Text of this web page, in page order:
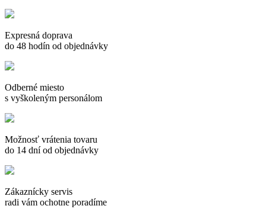
Expresná doprava
do 48 hodín od objednávky
Odberné miesto
s vyškoleným personálom
Možnosť vrátenia tovaru
do 14 dní od objednávky
Zákaznícky servis
radi vám ochotne poradíme